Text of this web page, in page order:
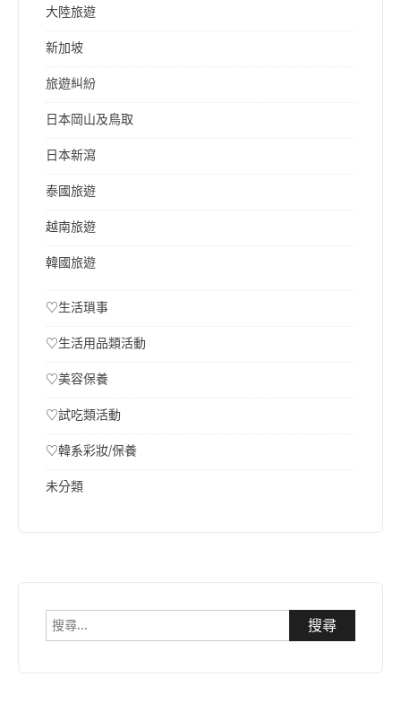
大陸旅遊
新加坡
旅遊糾紛
日本岡山及鳥取
日本新瀉
泰國旅遊
越南旅遊
韓國旅遊
♡生活瑣事
♡生活用品類活動
♡美容保養
♡試吃類活動
♡韓系彩妝/保養
未分類
搜